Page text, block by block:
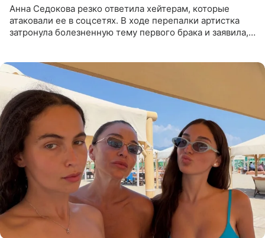
Анна Седокова резко ответила хейтерам, которые
атаковали ее в соцсетях. В ходе перепалки артистка
затронула болезненную тему первого брака и заявила,